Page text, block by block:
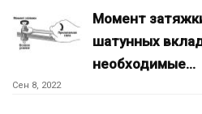
Момент
шатунных
необходимые…
Сен 8, 2022